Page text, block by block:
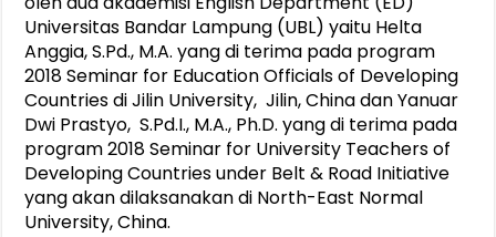
Universitas Bandar Lampung (UBL) yaitu Helta
Anggia, S.Pd., M.A. yang di terima pada program
2018 Seminar for Education Officials of Developing
Countries di Jilin University, Jilin, China dan Yanuar
Dwi Prastyo, S.Pd.I., M.A., Ph.D. yang di terima pada
program 2018 Seminar for University Teachers of
Developing Countries under Belt & Road Initiative
yang akan dilaksanakan di North-East Normal
University, China.